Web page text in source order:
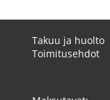
Takuu ja huolto
Toimitusehdot